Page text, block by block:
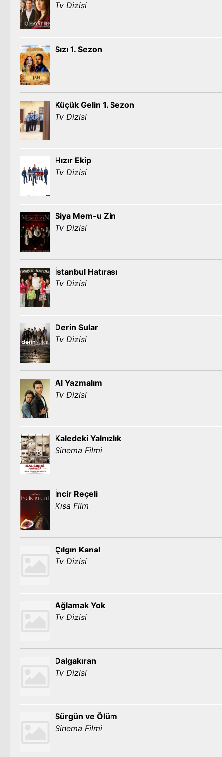
Tv Dizisi
Sızı 1. Sezon
Küçük Gelin 1. Sezon
Tv Dizisi
Hızır Ekip
Tv Dizisi
Siya Mem-u Zin
Tv Dizisi
İstanbul Hatırası
Tv Dizisi
Derin Sular
Tv Dizisi
Al Yazmalım
Tv Dizisi
Kaledeki Yalnızlık
Sinema Filmi
İncir Reçeli
Kısa Film
Çılgın Kanal
Tv Dizisi
Ağlamak Yok
Tv Dizisi
Dalgakıran
Tv Dizisi
Sürgün ve Ölüm
Sinema Filmi